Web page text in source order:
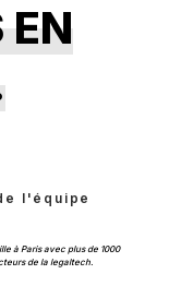
EN
l'équipe
à Paris avec plus de 1000
de la legaltech.